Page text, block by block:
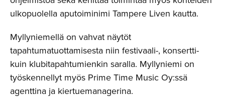
ulkopuolella aputoiminimi Tampere Liven kautta.
Myllyniemellä on vahvat näytöt
tapahtumatuottamisesta niin festivaali-, konsertti-
kuin klubitapahtumienkin saralla. Myllyniemi on
työskennellyt myös Prime Time Music Oy:ssä
agenttina ja kiertuemanagerina.